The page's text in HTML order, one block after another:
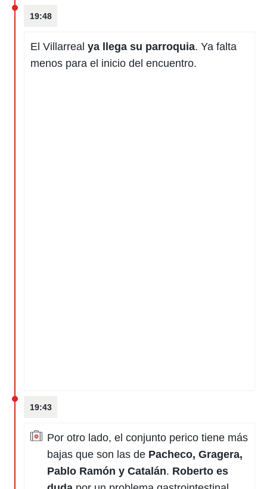
19:48
El Villarreal ya llega su parroquia. Ya falta
menos para el inicio del encuentro.
19:43
Por otro lado, el conjunto perico tiene más
bajas que son las de Pacheco, Gragera,
Pablo Ramón y Catalán. Roberto es